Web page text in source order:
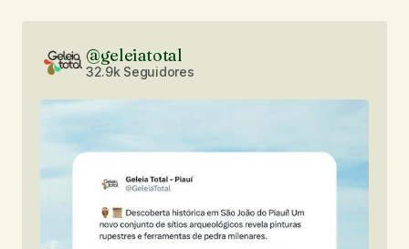
@geleiatotal
32.9k Seguidores